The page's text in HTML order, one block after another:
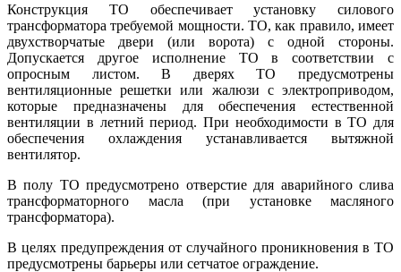
Конструкция ТО обеспечивает установку силового
трансформатора требуемой мощности. ТО, как правило, имеет
двухстворчатые двери (или ворота) с одной стороны.
Допускается другое исполнение ТО в соответствии с
опросным листом. В дверях ТО предусмотрены
вентиляционные решетки или жалюзи с электроприводом,
которые предназначены для обеспечения естественной
вентиляции в летний период. При необходимости в ТО для
обеспечения охлаждения устанавливается вытяжной
вентилятор.
В полу ТО предусмотрено отверстие для аварийного слива
трансформаторного масла (при установке масляного
трансформатора).
В целях предупреждения от случайного проникновения в ТО
предусмотрены барьеры или сетчатое ограждение.